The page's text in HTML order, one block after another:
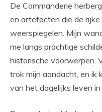
De Commanderie
en artefacten die de
weerspiegelen. Mijn
me langs prachtige
historische voorwerpen.
trok mijn aandacht, en ik
van het dagelijks leven